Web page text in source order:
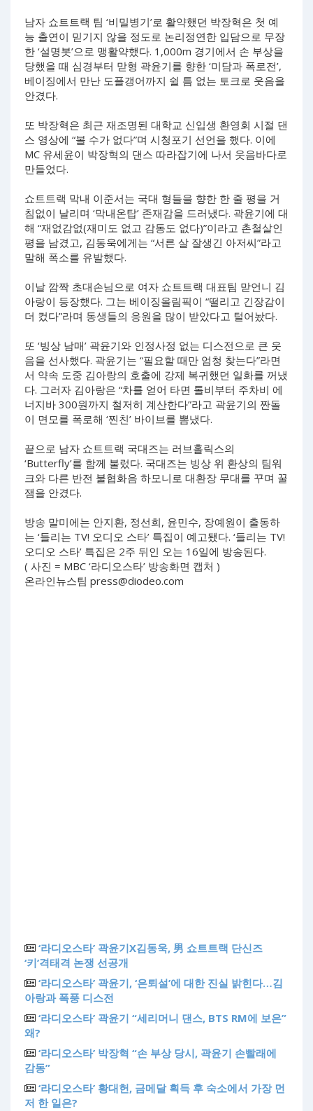
남자 쇼트트랙 팀 ‘비밀병기’로 활약했던 박장혁은 첫 예
능 출연이 믿기지 않을 정도로 논리정연한 입담으로 무장
한 ‘설명봇’으로 맹활약했다. 1,000m 경기에서 손 부상을
당했을 때 심경부터 맏형 곽윤기를 향한 ‘미담과 폭로전’,
베이징에서 만난 도플갱어까지 쉴 틈 없는 토크로 웃음을
안겼다.
또 박장혁은 최근 재조명된 대학교 신입생 환영회 시절 댄
스 영상에 “볼 수가 없다”며 시청포기 선언을 했다. 이에
MC 유세윤이 박장혁의 댄스 따라잡기에 나서 웃음바다로
만들었다.
쇼트트랙 막내 이준서는 국대 형들을 향한 한 줄 평을 거
침없이 날리며 ‘막내온탑’ 존재감을 드러냈다. 곽윤기에 대
해 “재없감없(재미도 없고 감동도 없다)”이라고 촌철살인
평을 남겼고, 김동욱에게는 “서른 살 잘생긴 아저씨”라고
말해 폭소를 유발했다.
이날 깜짝 초대손님으로 여자 쇼트트랙 대표팀 맏언니 김
아랑이 등장했다. 그는 베이징올림픽이 “떨리고 긴장감이
더 컸다”라며 동생들의 응원을 많이 받았다고 털어놨다.
또 ‘빙상 남매’ 곽윤기와 인정사정 없는 디스전으로 큰 웃
음을 선사했다. 곽윤기는 “필요할 때만 엄청 찾는다”라면
서 약속 도중 김아랑의 호출에 강제 복귀했던 일화를 꺼냈
다. 그러자 김아랑은 “차를 얻어 타면 톨비부터 주차비 에
너지바 300원까지 철저히 계산한다”라고 곽윤기의 짠돌
이 면모를 폭로해 ‘찐친’ 바이브를 뽐냈다.
끝으로 남자 쇼트트랙 국대즈는 러브홀릭스의
‘Butterfly’를 함께 불렀다. 국대즈는 빙상 위 환상의 팀워
크와 다른 반전 불협화음 하모니로 대환장 무대를 꾸며 꿀
잼을 안겼다.
방송 말미에는 안지환, 정선희, 윤민수, 장예원이 출동하
는 ‘들리는 TV! 오디오 스타’ 특집이 예고됐다. ‘들리는 TV!
오디오 스타’ 특집은 2주 뒤인 오는 16일에 방송된다.
( 사진 = MBC ‘라디오스타’ 방송화면 캡처 )
온라인뉴스팀 press@diodeo.com
‘라디오스타’ 곽윤기X김동욱, 男 쇼트트랙 단신즈
‘키’격태격 논쟁 선공개
‘라디오스타’ 곽윤기, ‘은퇴설’에 대한 진실 밝힌다…김
아랑과 폭풍 디스전
‘라디오스타’ 곽윤기 “세리머니 댄스, BTS RM에 보은”
왜?
‘라디오스타’ 박장혁 “손 부상 당시, 곽윤기 손빨래에
감동”
‘라디오스타’ 황대헌, 금메달 획득 후 숙소에서 가장 먼
저 한 일은?